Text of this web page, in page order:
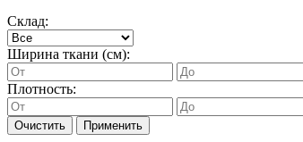
Склад:
Ширина ткани (см):
Плотность:
Очистить Применить